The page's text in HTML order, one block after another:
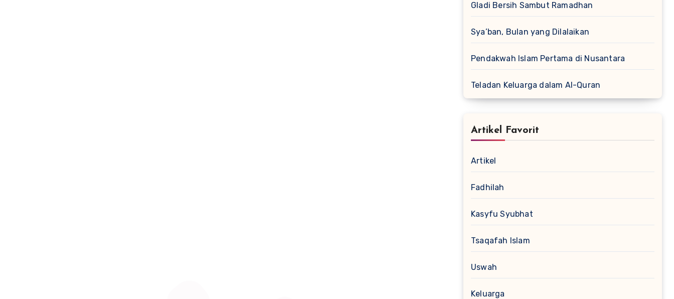
Gladi Bersih Sambut Ramadhan
Sya’ban, Bulan yang Dilalaikan
Pendakwah Islam Pertama di Nusantara
Teladan Keluarga dalam Al-Quran
Artikel Favorit
Artikel
Fadhilah
Kasyfu Syubhat
Tsaqafah Islam
Uswah
Keluarga